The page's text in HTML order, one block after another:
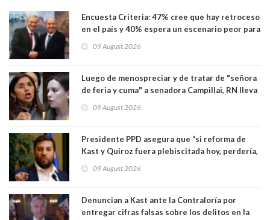
Encuesta Criteria: 47% cree que hay retroceso
en el país y 40% espera un escenario peor para
09 August 2026
Luego de menospreciar y de tratar de "señora
de feria y cuma" a senadora Campillai, RN lleva
09 August 2026
Presidente PPD asegura que “si reforma de
Kast y Quiroz fuera plebiscitada hoy, perdería,
a favor de la oposición, sería una victoria de la
09 August 2026
Denuncian a Kast ante la Contraloría por
entregar cifras falsas sobre los delitos en la